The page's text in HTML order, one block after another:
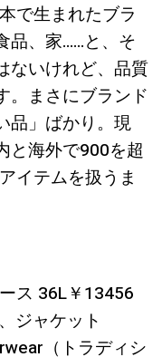
で生まれたブラ
品、家……と、そ
ないけれど、品質
。まさにブランド
品」ばかり。現
と海外で900を超
イテムを扱うま
ス 36L￥13456
ジャケット
（トラディシ